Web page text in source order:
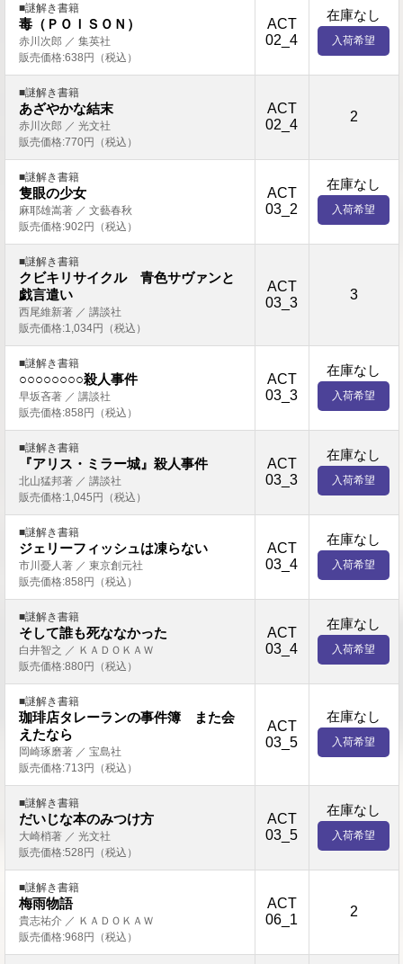
■謎解き書籍
毒（ＰＯＩＳＯＮ）
赤川次郎 ／ 集英社
販売価格:638円（税込）
ACT
02_4
在庫なし
入荷希望
■謎解き書籍
あざやかな結末
赤川次郎 ／ 光文社
販売価格:770円（税込）
ACT
02_4
2
■謎解き書籍
隻眼の少女
麻耶雄嵩著 ／ 文藝春秋
販売価格:902円（税込）
ACT
03_2
在庫なし
入荷希望
■謎解き書籍
クビキリサイクル 青色サヴァンと
戯言遣い
西尾維新著 ／ 講談社
販売価格:1,034円（税込）
ACT
03_3
3
■謎解き書籍
○○○○○○○○殺人事件
早坂吝著 ／ 講談社
販売価格:858円（税込）
ACT
03_3
在庫なし
入荷希望
■謎解き書籍
『アリス・ミラー城』殺人事件
北山猛邦著 ／ 講談社
販売価格:1,045円（税込）
ACT
03_3
在庫なし
入荷希望
■謎解き書籍
ジェリーフィッシュは凍らない
市川憂人著 ／ 東京創元社
販売価格:858円（税込）
ACT
03_4
在庫なし
入荷希望
■謎解き書籍
そして誰も死ななかった
白井智之 ／ ＫＡＤＯＫＡＷ
販売価格:880円（税込）
ACT
03_4
在庫なし
入荷希望
■謎解き書籍
珈琲店タレーランの事件簿 また会
えたなら
岡崎琢磨著 ／ 宝島社
販売価格:713円（税込）
ACT
03_5
在庫なし
入荷希望
■謎解き書籍
だいじな本のみつけ方
大崎梢著 ／ 光文社
販売価格:528円（税込）
ACT
03_5
在庫なし
入荷希望
■謎解き書籍
梅雨物語
貴志祐介 ／ ＫＡＤＯＫＡＷ
販売価格:968円（税込）
ACT
06_1
2